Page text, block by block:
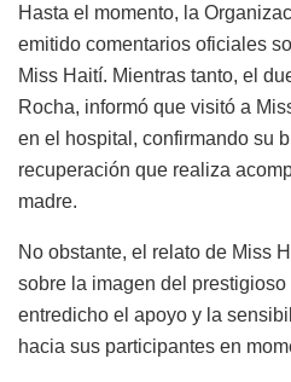
Hasta el momento, la
emitido comentarios oficiales
Miss Haití. Mientras tanto, el
Rocha, informó que visitó a
en el hospital, confirmando su
recuperación que realiza
madre.
No obstante, el relato de Miss
sobre la imagen del
entredicho el apoyo y la
hacia sus participantes en